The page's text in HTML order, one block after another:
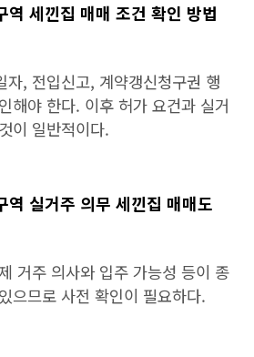
역 세낀집 매매 조건 확인 방법
자, 전입신고, 계약갱신청구권 행
해야 한다. 이후 허가 요건과 실거
이 일반적이다.
역 실거주 의무 세낀집 매매도
거주 의사와 입주 가능성 등이 종
으므로 사전 확인이 필요하다.